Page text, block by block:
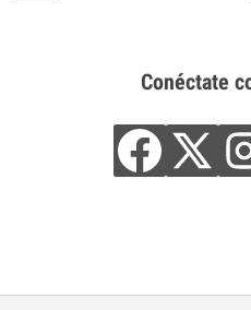
Conéctate